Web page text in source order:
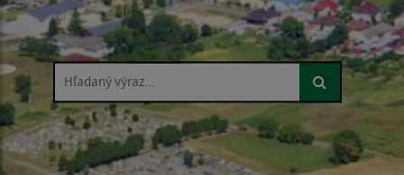
Hľadaný výraz...